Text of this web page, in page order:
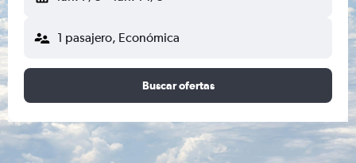
1 pasajero, Económica
Buscar ofertas